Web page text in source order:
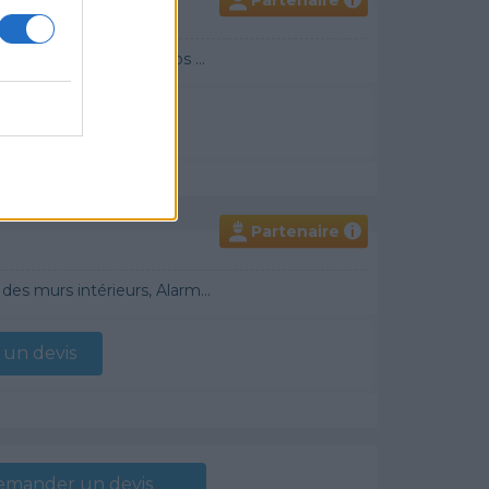
Chauffage Fioul, Bétons cirés
Partenaire i
de toiture, Cheminée, Terrassement, Plancher chauffant
devis
un devis